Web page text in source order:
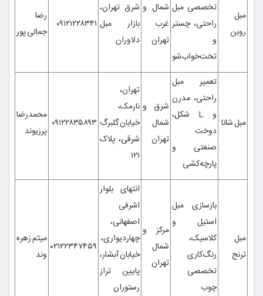
مبل
روبن
تخصصی مبل
راحتی، چستر
و
تخت‌خواب‌شو
شمال و
غرب
تهران
شرق تهران،
بازار مبل
دلاوران
۰۹۱۲۱۲۲۸۳۴۱
رضا
جمالی پور
مبل شانا
تعمیر مبل
راحتی، مدرن
و L شکل،
دوخت
صنعتی و
پارچه‌کشی
شرق و
شمال
تهران
تهران،
نارمک،
خیابان گلبرگ
شرقی، پلاک
۱۲۱
۰۹۱۲۲۸۳۵۸۹۳
محمدرضا
پرزیوند
مبل
ترنج
بازسازی مبل
استیل و
کلاسیک،
رنگ‌کاری
تخصصی
چوب
مرکز و
شمال
تهران
انتهای بلوار
اشرفی
اصفهانی،
چهاردیواری،
خیابان آبشار،
پایین تراز
رستوران
۰۲۱۲۲۳۴۷۴۵۹
میثم زهره
وند